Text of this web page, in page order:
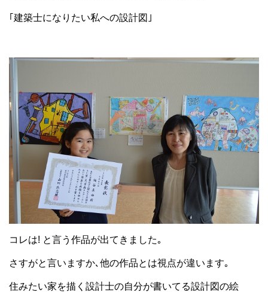
｢建築士になりたい私への設計図｣
コレは! と言う作品が出てきました｡
さすがと言いますか､他の作品とは視点が違います｡
住みたい家を描く設計士の自分が書いてる設計図の絵